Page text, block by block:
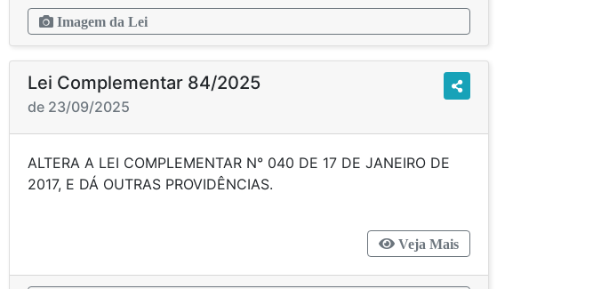
Imagem da Lei
Lei Complementar 84/2025
de 23/09/2025
ALTERA A LEI COMPLEMENTAR N° 040 DE 17 DE JANEIRO DE
2017, E DÁ OUTRAS PROVIDÊNCIAS.
Veja Mais